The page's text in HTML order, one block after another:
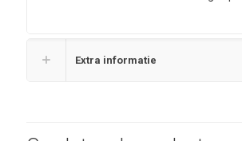
Extra informatie